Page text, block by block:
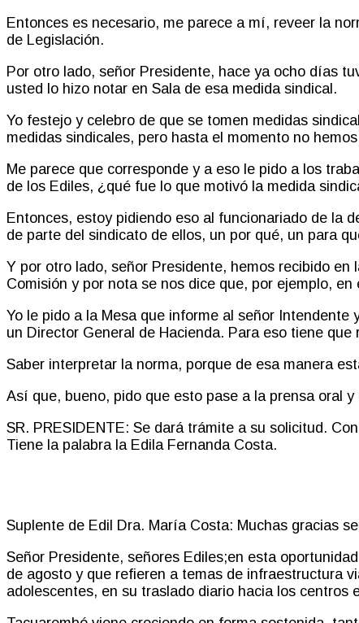
Entonces es necesario, me parece a mí, reveer la
de Legislación.
Por otro lado, señor Presidente, hace ya ocho días
usted lo hizo notar en Sala de esa medida sindical.
Yo festejo y celebro de que se tomen medidas
medidas sindicales, pero hasta el momento no
Me parece que corresponde y a eso le pido a los
de los Ediles, ¿qué fue lo que motivó la medida
Entonces, estoy pidiendo eso al funcionariado de la
de parte del sindicato de ellos, un por qué, un para
Y por otro lado, señor Presidente, hemos recibido
Comisión y por nota se nos dice que, por ejemplo, en
Yo le pido a la Mesa que informe al señor
un Director General de Hacienda. Para eso tiene
Saber interpretar la norma, porque de esa manera
Así que, bueno, pido que esto pase a la prensa oral
SR. PRESIDENTE: Se dará trámite a su solicitud.
Tiene la palabra la Edila Fernanda Costa.
Suplente de Edil Dra. María Costa: Muchas gracias
Señor Presidente, señores Ediles;en esta
de agosto y que refieren a temas de infraestructura
adolescentes, en su traslado diario hacia los centros